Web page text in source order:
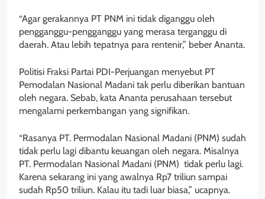
“Agar gerakannya PT PNM ini tidak diganggu oleh
pengganggu-pengganggu yang merasa terganggu di
daerah. Atau lebih tepatnya para rentenir,” beber Ananta.
Politisi Fraksi Partai PDI-Perjuangan menyebut PT
Pemodalan Nasional Madani tak perlu diberikan bantuan
oleh negara. Sebab, kata Ananta perusahaan tersebut
mengalami perkembangan yang signifikan.
“Rasanya PT. Permodalan Nasional Madani (PNM) sudah
tidak perlu lagi dibantu keuangan oleh negara. Misalnya
PT. Permodalan Nasional Madani (PNM) tidak perlu lagi.
Karena sekarang ini yang awalnya Rp7 triliun sampai
sudah Rp50 triliun. Kalau itu tadi luar biasa,” ucapnya.